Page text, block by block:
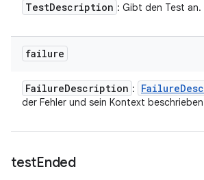
TestDescription : Gibt den Test an.
failure
FailureDescription : Failure
der Fehler und sein Kontext
testEnded